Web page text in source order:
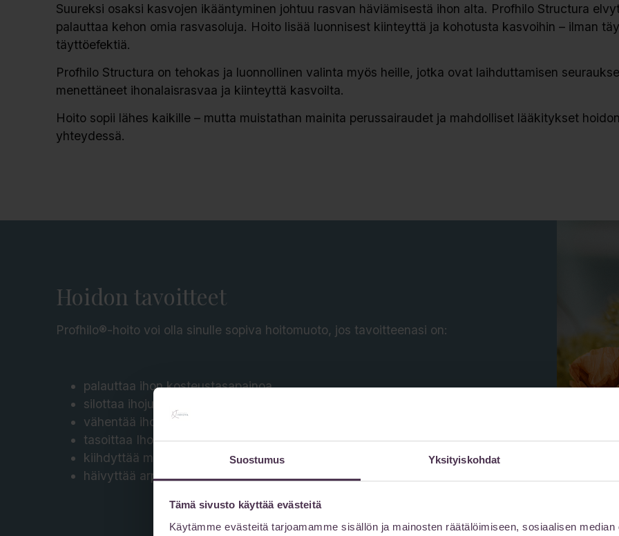
Suostumus Yksityiskohdat
Tämä sivusto käyttää evästeitä
Käytämme evästeitä tarjoamamme sisällön ja mainosten räätälöimiseen, sosiaalisen
Suureksi osaksi kasvojen ikääntyminen johtuu rasvan häviämisestä ihon alta. Profhilo Structura
palauttaa kehon omia rasvasoluja. Hoito lisää luonnisest kiinteyttä ja kohotusta kasvoihin – ilman
täyttöefektiä.
Profhilo Structura on tehokas ja luonnollinen valinta myös heille, jotka ovat laihduttamisen
menettäneet ihonalaisrasvaa ja kiinteyttä kasvoilta.
Hoito sopii lähes kaikille – mutta muistathan mainita perussairaudet ja mahdolliset lääkitykset hoidon
yhteydessä.
Hoidon tavoitteet
Profhilo®-hoito voi olla sinulle sopiva hoitomuoto, jos tavoitteenasi on:
palauttaa ihon kosteustasapainoa
silottaa ihojuonteita
vähentää ihon veltostumista ja kiristää löysää ihoa
tasoittaa Ihon sävyä
kiihdyttää mm. ihon oman elastiinin ja kollageenin tuotantoa tai
häivyttää arpia